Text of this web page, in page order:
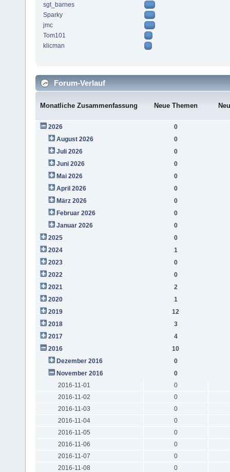
sgt_barnes
Sparky
jmc
Tom101
klicman
Forum-Verlauf
Monatliche Zusammenfassung Neue Themen
2026
0
August 2026
0
Juli 2026
0
Juni 2026
0
Mai 2026
0
April 2026
0
März 2026
0
Februar 2026
0
Januar 2026
0
2025
0
2024
1
2023
0
2022
0
2021
2
2020
1
2019
12
2018
3
2017
4
2016
10
Dezember 2016
0
November 2016
0
2016-11-01
0
2016-11-02
0
2016-11-03
0
2016-11-04
0
2016-11-05
0
2016-11-06
0
2016-11-07
0
2016-11-08
0